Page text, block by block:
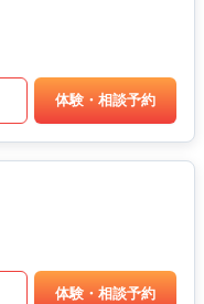
体験・相談予約
体験・相談予約